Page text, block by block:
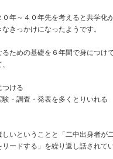
年～４０年先を考えると共学化
きっかけになったようです。
ための基礎を６年間で身につけて
ける
・調査・発表を多くとりいれる
いということと「二中出身者が
ードする」を繰り返し話されてい